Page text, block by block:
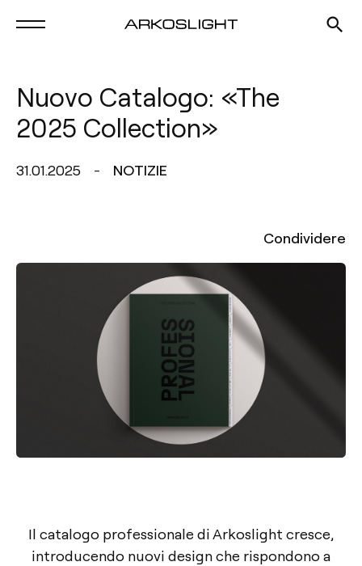
Nuovo Catalogo: «The
2025 Collection»
31.01.2025 NOTIZIE
Condividere
Il catalogo professionale di Arkoslight cresce,
introducendo nuovi design che rispondono a